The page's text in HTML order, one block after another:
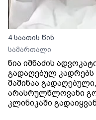
4 საათის წინ
სამართალი
ნია იმნაძის
გადაღებულ
მაშინაა
არასრულწლოვანი
კლინიკაში